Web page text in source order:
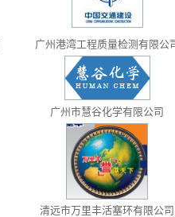
广州港湾工程质量检测有限公
广州市慧谷化学有限公司
清远市万里丰活塞环有限公司